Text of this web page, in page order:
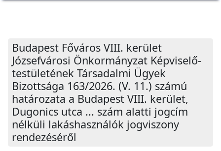
Budapest Főváros VIII. kerület
Józsefvárosi Önkormányzat Képviselő-
testületének Társadalmi Ügyek
Bizottsága 163/2026. (V. 11.) számú
határozata a Budapest VIII. kerület,
Dugonics utca ... szám alatti jogcím
nélküli lakáshasználók jogviszony
rendezéséről